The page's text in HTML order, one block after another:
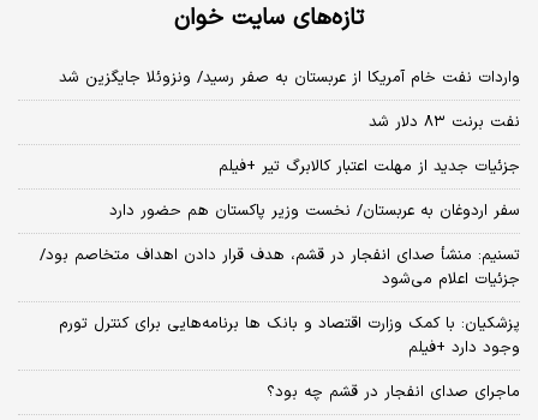
تازه‌های سایت خوان
واردات نفت خام آمریکا از عربستان به صفر رسید/ ونزوئلا جایگزین شد
نفت برنت ۸۳ دلار شد
جزئیات جدید از مهلت اعتبار کالابرگ تیر +فیلم
سفر اردوغان به عربستان/ نخست وزیر پاکستان هم حضور دارد
تسنیم: منشأ صدای انفجار در قشم، هدف قرار دادن اهداف متخاصم بود/
جزئیات اعلام می‌شود
پزشکیان: با کمک وزارت اقتصاد و بانک ها برنامه‌هایی برای کنترل تورم
وجود دارد +فیلم
ماجرای صدای انفجار در قشم چه بود؟